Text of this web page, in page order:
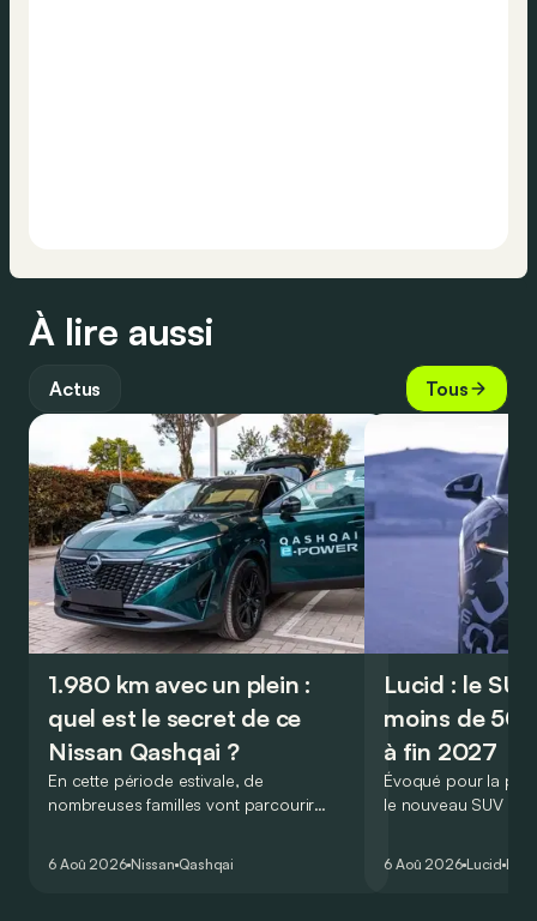
À lire aussi
Actus Tous
1.980 km avec un plein :
quel est le secret de ce
Nissan Qashqai ?
En cette période estivale, de
nombreuses familles vont parcourir
Qashqai e-Power, il serait possible de
6 Aoû 2026 Nissan Qashqai
Lucid : le
moins de
à fin 2027
Évoqué pour la
le nouveau SUV
l’année 2026.
6 Aoû 2026 Lucid